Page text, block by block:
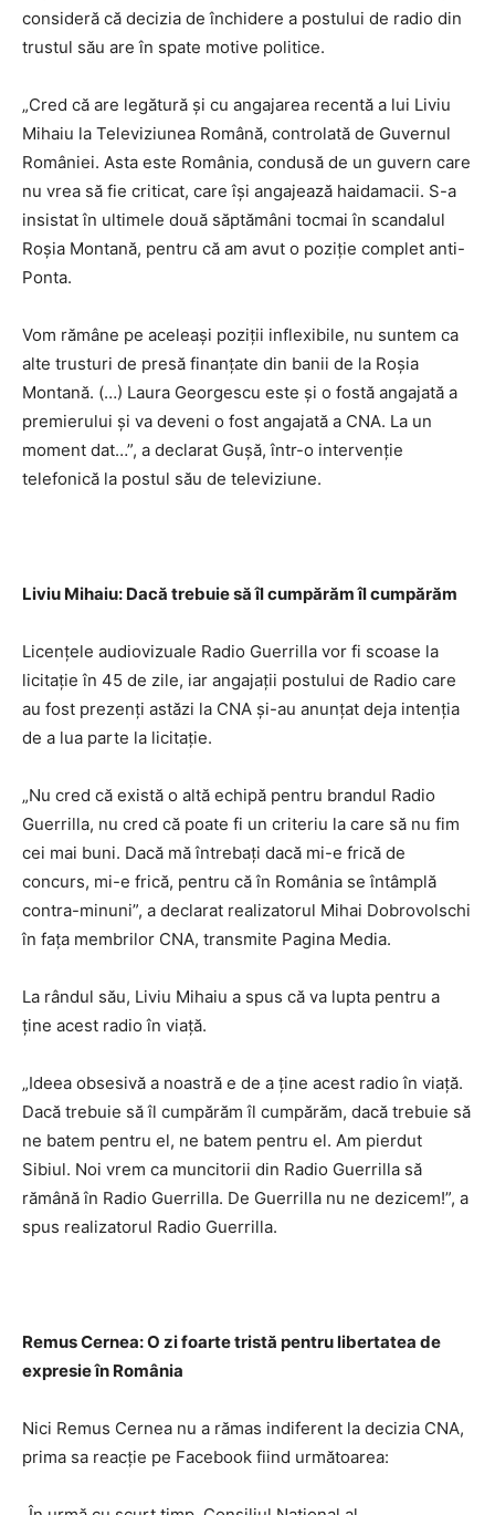
consideră că decizia de închidere a postului de radio din
trustul său are în spate motive politice.
„Cred că are legătură şi cu angajarea recentă a lui Liviu
Mihaiu la Televiziunea Română, controlată de Guvernul
României. Asta este România, condusă de un guvern care
nu vrea să fie criticat, care îşi angajează haidamacii. S-a
insistat în ultimele două săptămâni tocmai în scandalul
Roșia Montană, pentru că am avut o poziţie complet anti-
Ponta.
Vom rămâne pe aceleaşi poziţii inflexibile, nu suntem ca
alte trusturi de presă finanţate din banii de la Roşia
Montană. (…) Laura Georgescu este şi o fostă angajată a
premierului şi va deveni o fost angajată a CNA. La un
moment dat…”, a declarat Guşă, într-o intervenţie
telefonică la postul său de televiziune.
Liviu Mihaiu: Dacă trebuie să îl cumpărăm îl cumpărăm
Licenţele audiovizuale Radio Guerrilla vor fi scoase la
licitaţie în 45 de zile, iar angajaţii postului de Radio care
au fost prezenţi astăzi la CNA şi-au anunțat deja intenţia
de a lua parte la licitaţie.
„Nu cred că există o altă echipă pentru brandul Radio
Guerrilla, nu cred că poate fi un criteriu la care să nu fim
cei mai buni. Dacă mă întrebaţi dacă mi-e frică de
concurs, mi-e frică, pentru că în România se întâmplă
contra-minuni”, a declarat realizatorul Mihai Dobrovolschi
în faţa membrilor CNA, transmite Pagina Media.
La rândul său, Liviu Mihaiu a spus că va lupta pentru a
ţine acest radio în viaţă.
„Ideea obsesivă a noastră e de a ţine acest radio în viaţă.
Dacă trebuie să îl cumpărăm îl cumpărăm, dacă trebuie să
ne batem pentru el, ne batem pentru el. Am pierdut
Sibiul. Noi vrem ca muncitorii din Radio Guerrilla să
rămână în Radio Guerrilla. De Guerrilla nu ne dezicem!”, a
spus realizatorul Radio Guerrilla.
Remus Cernea: O zi foarte tristă pentru libertatea de
expresie în România
Nici Remus Cernea nu a rămas indiferent la decizia CNA,
prima sa reacţie pe Facebook fiind următoarea: